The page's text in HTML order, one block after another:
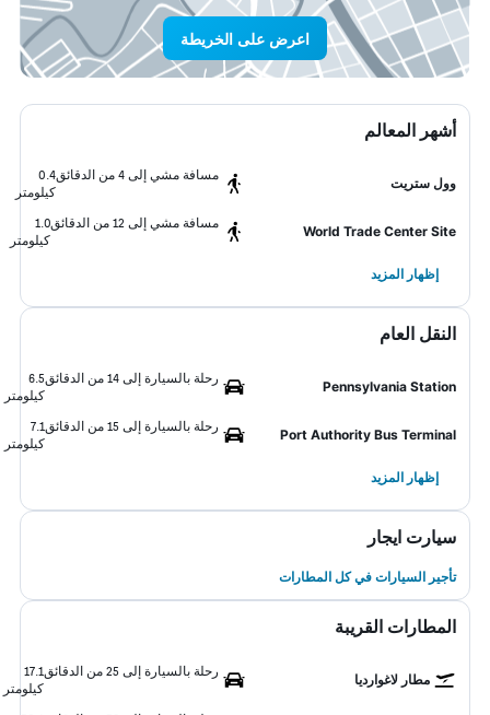
اعرض على الخريطة
أشهر المعالم
وول ستريت
مسافة مشي إلى 4 من الدقائق
0.4
كيلومتر
World Trade Center Site
مسافة مشي إلى 12 من الدقائق
1.0
كيلومتر
إظهار المزيد
النقل العام
Pennsylvania Station
رحلة بالسيارة إلى 14 من الدقائق
6.5
كيلومتر
Port Authority Bus Terminal
رحلة بالسيارة إلى 15 من الدقائق
7.1
كيلومتر
إظهار المزيد
سيارت ايجار
تأجير السيارات في كل المطارات
المطارات القريبة
مطار لاغوارديا
رحلة بالسيارة إلى 25 من الدقائق
17.1
كيلومتر